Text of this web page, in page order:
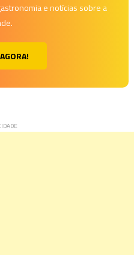
e notícias sobre a